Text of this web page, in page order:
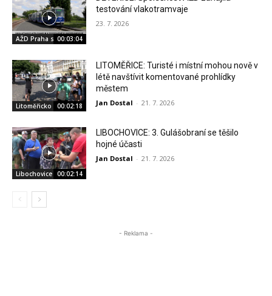
AŽD Praha s.r.o.00:03:04
testování vlakotramvaje
23. 7. 2026
Litoměřicko 00:02:18
LITOMĚŘICE: Turisté i místní mohou nově v
létě navštívit komentované prohlídky
městem
Jan Dostal - 21. 7. 2026
Libochovice 00:02:14
LIBOCHOVICE: 3. Gulášobraní se těšilo
hojné účasti
Jan Dostal - 21. 7. 2026
- Reklama -